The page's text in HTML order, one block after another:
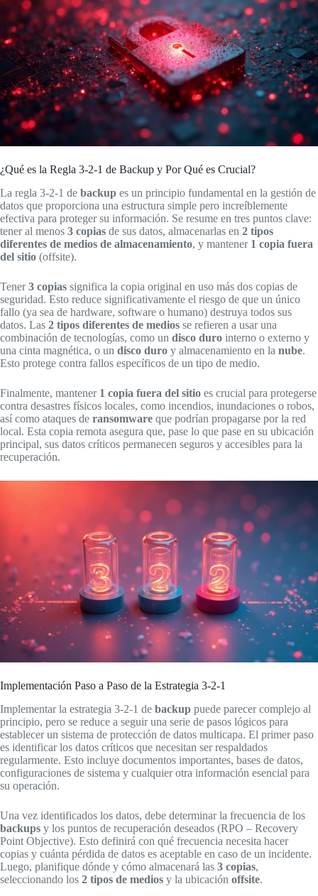
¿Qué es la Regla 3-2-1 de Backup y Por Qué es Crucial?
La regla 3-2-1 de backup es un principio fundamental en la gestión de
datos que proporciona una estructura simple pero increíblemente
efectiva para proteger su información. Se resume en tres puntos clave:
tener al menos 3 copias de sus datos, almacenarlas en 2 tipos
diferentes de medios de almacenamiento, y mantener 1 copia fuera
del sitio (offsite).
Tener3 copias significa la copia original en uso más dos copias de
seguridad. Esto reduce significativamente el riesgo de que un único
fallo (ya sea de hardware, software o humano) destruya todos sus
datos. Las 2 tipos diferentes de medios se refieren a usar una
combinación de tecnologías, como un disco duro interno o externo y
una cinta magnética, o un disco duro y almacenamiento en la nube.
Esto protege contra fallos específicos de un tipo de medio.
Finalmente, mantener 1 copia fuera del sitio es crucial para protegerse
contra desastres físicos locales, como incendios, inundaciones o robos,
así como ataques de ransomware que podrían propagarse por la red
local. Esta copia remota asegura que, pase lo que pase en su ubicación
principal, sus datos críticos permanecen seguros y accesibles para la
recuperación.
Implementación Paso a Paso de la Estrategia 3-2-1
Implementar la estrategia 3-2-1 de backup puede parecer complejo al
principio, pero se reduce a seguir una serie de pasos lógicos para
establecer un sistema de protección de datos multicapa. El primer paso
es identificar los datos críticos que necesitan ser respaldados
regularmente. Esto incluye documentos importantes, bases de datos,
configuraciones de sistema y cualquier otra información esencial para
su operación.
Una vez identificados los datos, debe determinar la frecuencia de los
backups y los puntos de recuperación deseados (RPO – Recovery
Point Objective). Esto definirá con qué frecuencia necesita hacer
copias y cuánta pérdida de datos es aceptable en caso de un incidente.
Luego, planifique dónde y cómo almacenará las 3 copias,
seleccionando los 2 tipos de medios y la ubicación offsite.